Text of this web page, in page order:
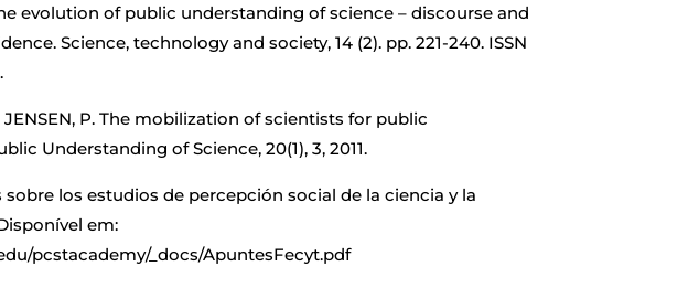
evolution of public understanding of science – discourse and
Science, technology and society, 14 (2). pp. 221-240. ISSN
JENSEN, P. The mobilization of scientists for public
Understanding of Science, 20(1), 3, 2011.
sobre los estudios de percepción social de la ciencia y la
em:
pcstacademy/_docs/ApuntesFecyt.pdf